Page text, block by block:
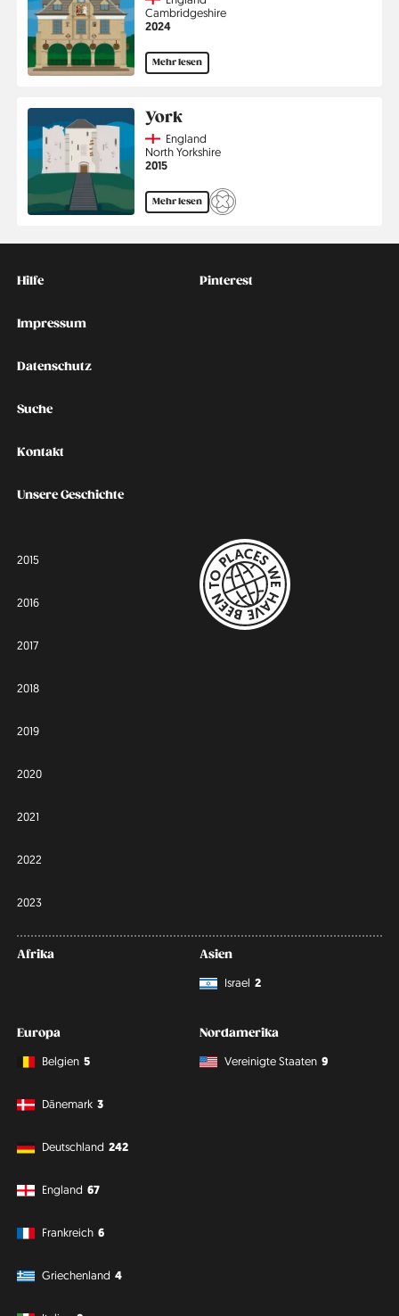
Region
Cambridgeshire
Jahr
2024
Mehr lesen
York
CountryEngland
Region
North Yorkshire
Jahr
2015
Mehr lesen
Kontakt
Hilfe
Impressum
Datenschutz
Suche
Kontakt
Unsere Geschichte
Social
Pinterest
2015
2016
2017
2018
2019
2020
2021
2022
2023
Afrika
Asien
Israel 2
Europa
Belgien 5
Dänemark 3
Deutschland 242
England 67
Frankreich 6
Griechenland 4
Nordamerika
Vereinigte Staaten 9